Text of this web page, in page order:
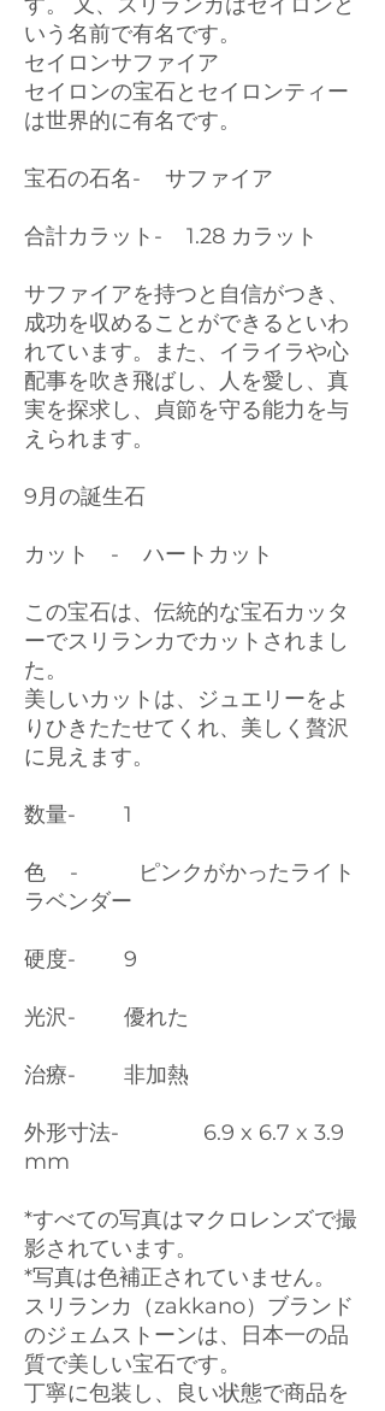
いう名前で有名です。
セイロンサファイア
セイロンの宝石とセイロンティー
は世界的に有名です。
宝石の石名- サファイア
合計カラット- 1.28 カラット
サファイアを持つと自信がつき、
成功を収めることができるといわ
れています。また、イライラや心
配事を吹き飛ばし、人を愛し、真
実を探求し、貞節を守る能力を与
えられます。
9月の誕生石
カット - ハートカット
この宝石は、伝統的な宝石カッタ
ーでスリランカでカットされまし
た。
美しいカットは、ジュエリーをよ
りひきたたせてくれ、美しく贅沢
に見えます。
数量- 1
色 - ピンクがかったライト
ラベンダー
硬度- 9
光沢- 優れた
治療- 非加熱
外形寸法- 6.9 x 6.7 x 3.9
mm
*すべての写真はマクロレンズで撮
影されています。
*写真は色補正されていません。
スリランカ（zakkano）ブランド
のジェムストーンは、日本一の品
質で美しい宝石です。
丁寧に包装し、良い状態で商品を